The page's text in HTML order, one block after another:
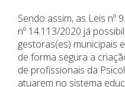
Sendo assim, as Leis nº
nº 14.113/2020 já
gestoras(es) municipais
de forma segura a
de profissionais da
atuarem no sistema